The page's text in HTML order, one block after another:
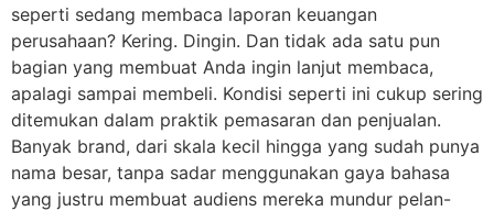
seperti sedang membaca laporan keuangan
perusahaan? Kering. Dingin. Dan tidak ada satu pun
bagian yang membuat Anda ingin lanjut membaca,
apalagi sampai membeli. Kondisi seperti ini cukup sering
ditemukan dalam praktik pemasaran dan penjualan.
Banyak brand, dari skala kecil hingga yang sudah punya
nama besar, tanpa sadar menggunakan gaya bahasa
yang justru membuat audiens mereka mundur pelan-